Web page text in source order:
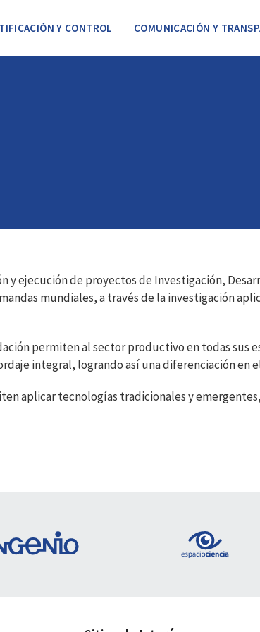
Y CONTROL COMUNICACIÓN Y
y ejecución de proyectos de Investigación,
mundiales, a través de la investigación
permiten al sector productivo en todas sus
integral, logrando así una diferenciación en
aplicar tecnologías tradicionales y